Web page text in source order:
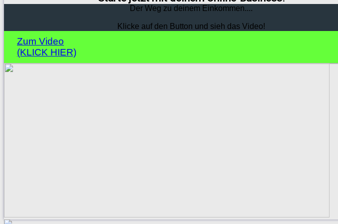
Der Weg zu deinem Einkommen....
Klicke auf den Button und sieh das Video!
Zum Video
(KLICK HIER)